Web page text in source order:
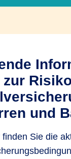
zur
und
finden Sie die